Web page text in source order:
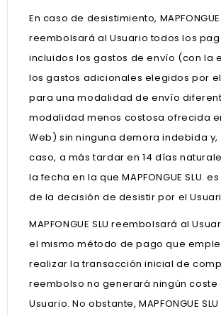
En caso de desistimiento, MAPFONGUE
reembolsará al Usuario todos los
incluidos los gastos de envío (con la
los gastos adicionales elegidos por
para una modalidad de envío
modalidad menos costosa ofrecida
Web) sin ninguna demora indebida y,
caso, a más tardar en 14 días
la fecha en la que MAPFONGUE SLU.
de la decisión de desistir por el
MAPFONGUE SLU reembolsará al
el mismo método de pago que
realizar la transacción inicial de
reembolso no generará ningún coste
Usuario. No obstante, MAPFONGUE